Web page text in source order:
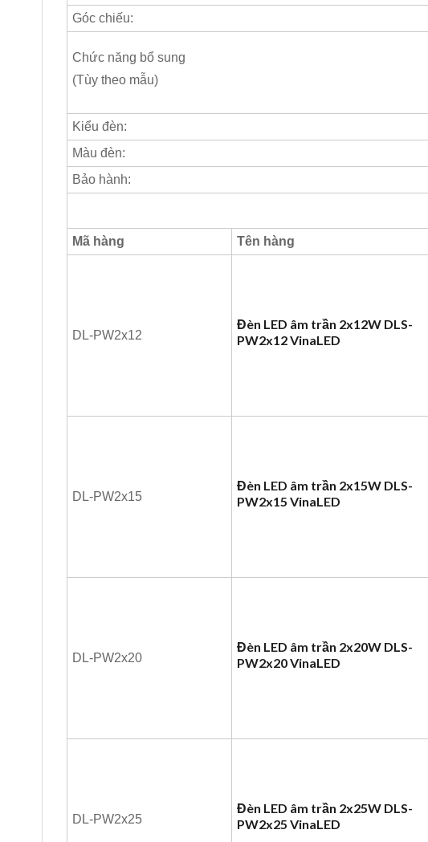
Góc chiếu:
Chức năng bổ sung
(Tùy theo mẫu)
Kiểu đèn:
Màu đèn:
Bảo hành:
Mã hàng Tên hàng
DL-PW2x12
Đèn LED âm trần 2x12W DLS-
PW2x12 VinaLED
DL-PW2x15
Đèn LED âm trần 2x15W DLS-
PW2x15 VinaLED
DL-PW2x20
Đèn LED âm trần 2x20W DLS-
PW2x20 VinaLED
DL-PW2x25
Đèn LED âm trần 2x25W DLS-
PW2x25 VinaLED